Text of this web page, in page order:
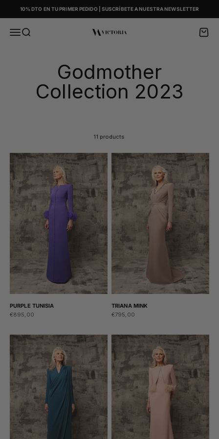
10% DTO EN TU PRIMER PEDIDO | SUSCRÍBETE A NUESTRA NEWSLETTER
MenuSearch Victoria Cart
Godmother
Collection 2023
11 products
PURPLE TUNISIA
Sale price
€895,00
TRIANA MINK
Sale price
€795,00